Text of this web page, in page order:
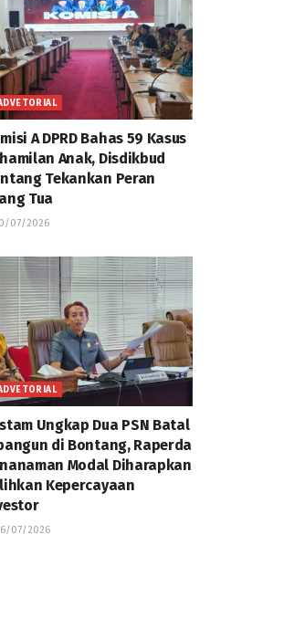
A DPRD Bahas 59 Kasus
Anak, Disdikbud
Tekankan Peran
Tua
07/2026
Ungkap Dua PSN Batal
di Bontang, Raperda
Modal Diharapkan
Kepercayaan
07/2026